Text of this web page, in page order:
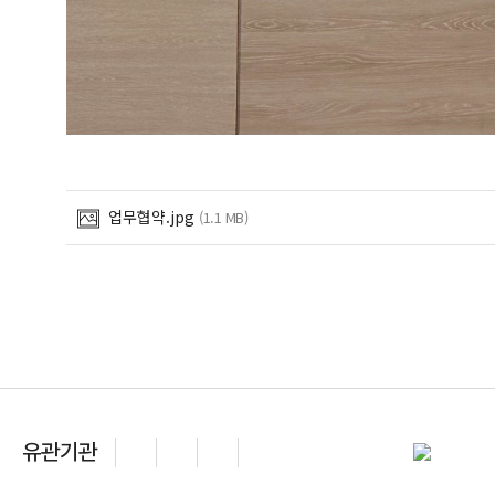
업무협약.jpg (1.1 MB)
유관기관 이전 다음 일시정지